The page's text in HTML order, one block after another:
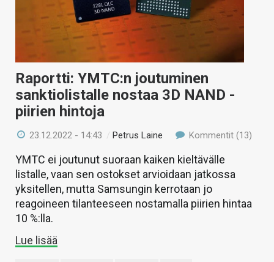
Raportti: YMTC:n joutuminen
sanktiolistalle nostaa 3D NAND -
piirien hintoja
23.12.2022 - 14:43 / Petrus Laine Kommentit (13)
YMTC ei joutunut suoraan kaiken kieltävälle
listalle, vaan sen ostokset arvioidaan jatkossa
yksitellen, mutta Samsungin kerrotaan jo
reagoineen tilanteeseen nostamalla piirien hintaa
10 %:lla.
Lue lisää